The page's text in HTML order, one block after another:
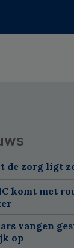
de zorg ligt
komt met
vangen
op